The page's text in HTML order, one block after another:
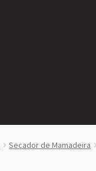
Secador de Mamadeira